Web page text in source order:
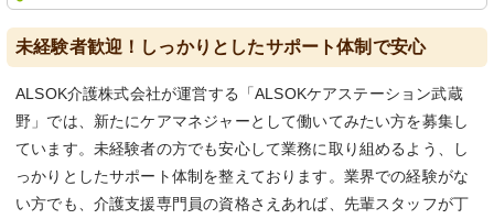
未経験者歓迎！しっかりとしたサポート体制で安心
ALSOK介護株式会社が運営する「ALSOKケアステーション武蔵
野」では、新たにケアマネジャーとして働いてみたい方を募集し
ています。未経験者の方でも安心して業務に取り組めるよう、し
っかりとしたサポート体制を整えております。業界での経験がな
い方でも、介護支援専門員の資格さえあれば、先輩スタッフが丁